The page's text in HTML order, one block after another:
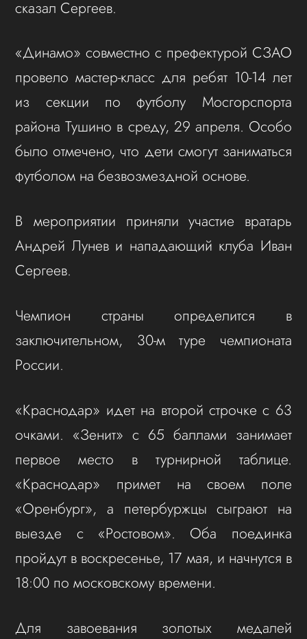
сказал Сергеев.
«Динамо» совместно с префектурой СЗАО
провело мастер-класс для ребят 10-14 лет
из секции по футболу Мосгорспорта
района Тушино в среду, 29 апреля. Особо
было отмечено, что дети смогут заниматься
футболом на безвозмездной основе.
В мероприятии приняли участие вратарь
Андрей Лунев и нападающий клуба Иван
Сергеев.
Чемпион страны определится в
заключительном, 30-м туре чемпионата
России.
«Краснодар» идет на второй строчке с 63
очками. «Зенит» с 65 баллами занимает
первое место в турнирной таблице.
«Краснодар» примет на своем поле
«Оренбург», а петербуржцы сыграют на
выезде с «Ростовом». Оба поединка
пройдут в воскресенье, 17 мая, и начнутся в
18:00 по московскому времени.
Для завоевания золотых медалей